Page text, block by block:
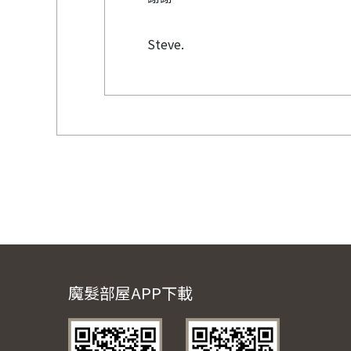
Steve.
魔髮部屋APP下載